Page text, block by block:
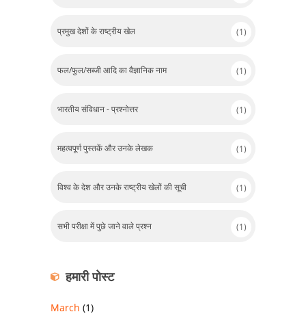
प्रमुख देशों के राष्ट्रीय खेल (1)
फल/फुल/सब्जी आदि का वैज्ञानिक नाम (1)
भारतीय संविधान - प्रश्नोत्तर (1)
महत्वपूर्ण पुस्तकें और उनके लेखक (1)
विश्व के देश और उनके राष्ट्रीय खेलों की सूची (1)
सभी परीक्षा में पुछे जाने वाले प्रश्न (1)
हमारी पोस्ट
March (1)